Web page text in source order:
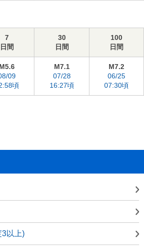
7
日間
30
日間
100
日間
M5.6
09
頃
M7.1
07/28
16:27頃
M7.2
06/25
07:30頃
3以上)